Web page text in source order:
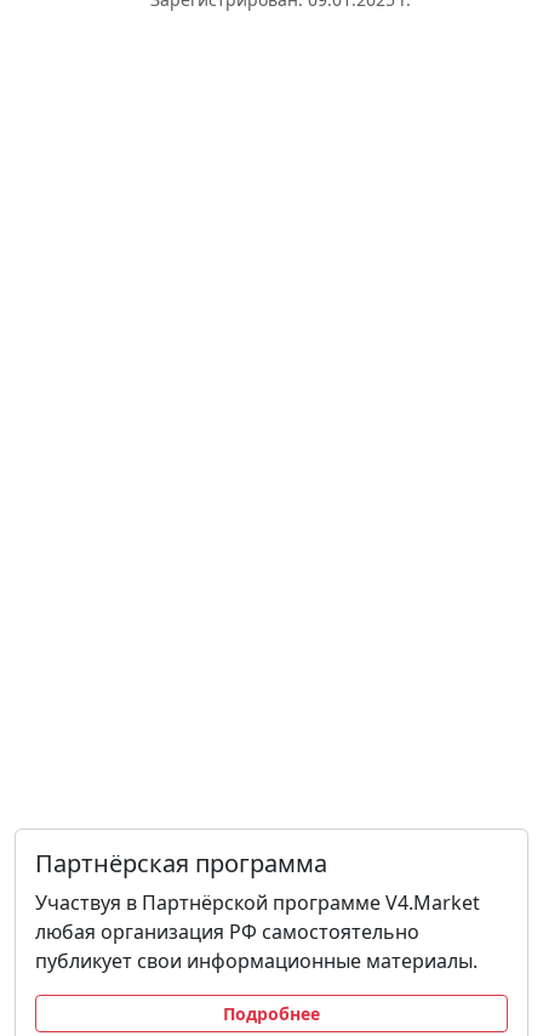
Партнёрская программа
Участвуя в Партнёрской программе V4.Market
любая организация РФ самостоятельно
публикует свои информационные материалы.
Подробнее